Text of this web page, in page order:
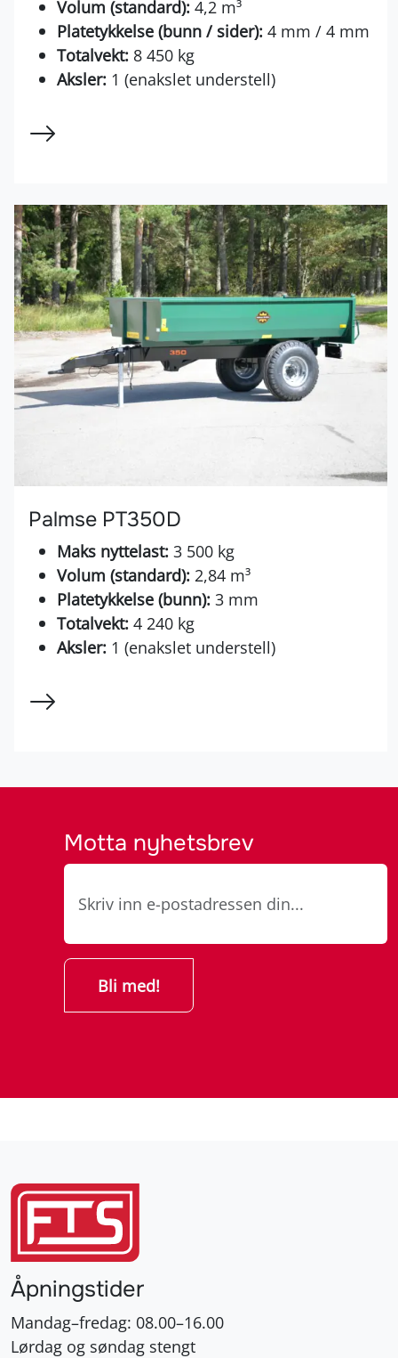
Volum (standard): 4,2 m³
Platetykkelse (bunn / sider): 4 mm / 4 mm
Totalvekt: 8 450 kg
Aksler: 1 (enakslet understell)
Palmse PT350D
Maks nyttelast: 3 500 kg
Volum (standard): 2,84 m³
Platetykkelse (bunn): 3 mm
Totalvekt: 4 240 kg
Aksler: 1 (enakslet understell)
Motta nyhetsbrev
Åpningstider
Mandag–fredag: 08.00–16.00
Lørdag og søndag stengt